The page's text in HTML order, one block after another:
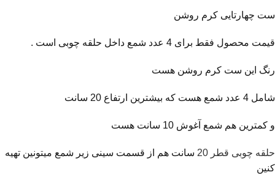
ست چهارتایی کرم روشن
قیمت محصول فقط برای 4 عدد شمع داخل حلقه چوبی است .
رنگ این ست کرم روشن هست
شامل 4 عدد شمع هست که بیشترین ارتفاع 20 سانت
و کمترین هم شمع آغوش 10 سانت هست
حلقه چوبی قطر 20
سانت هم از قسمت سینی زیر شمع میتونین تهیه
کنین